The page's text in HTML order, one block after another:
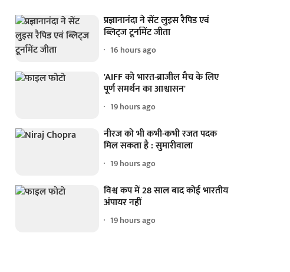
प्रज्ञानानंदा ने सेंट लुइस रैपिड एवं
ब्लिट्ज टूर्नामेंट जीता
16 hours ago
'AIFF को भारत-ब्राजील मैच के लिए
पूर्ण समर्थन का आश्वासन'
19 hours ago
नीरज को भी कभी-कभी रजत पदक
मिल सकता है : सुमारीवाला
19 hours ago
विश्व कप में 28 साल बाद कोई भारतीय
अंपायर नहीं
19 hours ago